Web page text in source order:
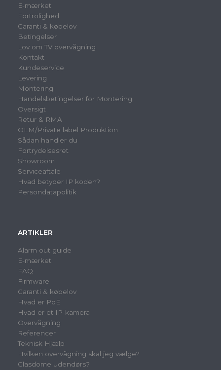
E-mærket
Fortrolighed
Garanti & købelov
Betingelser
Lov om TV overvågning
Kontakt
Kundeservice
Levering
Montering
Handelsbetingelser for Montering
Oversigt
Retur & RMA
OEM/Private label Produktion
Sådan handler du
Fortrydelsesret
Showroom
Serviceaftale
Hvad betyder IP koden?
Persondatapolitik
ARTIKLER
Alarm out guide
E-mærket
FAQ
Firmware
Garanti & købelov
Hvad er PoE
Hvad er et IP-kamera
Overvågning
Referencer
Teknisk Hjælp
Hvilken overvågning skal jeg vælge?
Glasdome udendørs?